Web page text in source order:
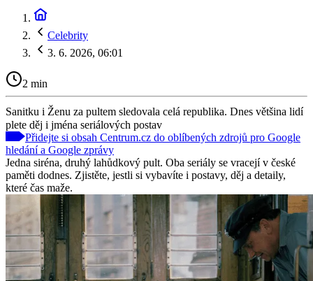
Celebrity
3. 6. 2026, 06:01
2 min
Sanitku i Ženu za pultem sledovala celá republika. Dnes většina lidí
plete děj i jména seriálových postav
Přidejte si obsah Centrum.cz do oblíbených zdrojů pro Google
hledání a Google zprávy
Jedna siréna, druhý lahůdkový pult. Oba seriály se vracejí v české
paměti dodnes. Zjistěte, jestli si vybavíte i postavy, děj a detaily,
které čas maže.